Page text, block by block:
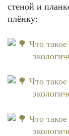
стеной и
плёнку: